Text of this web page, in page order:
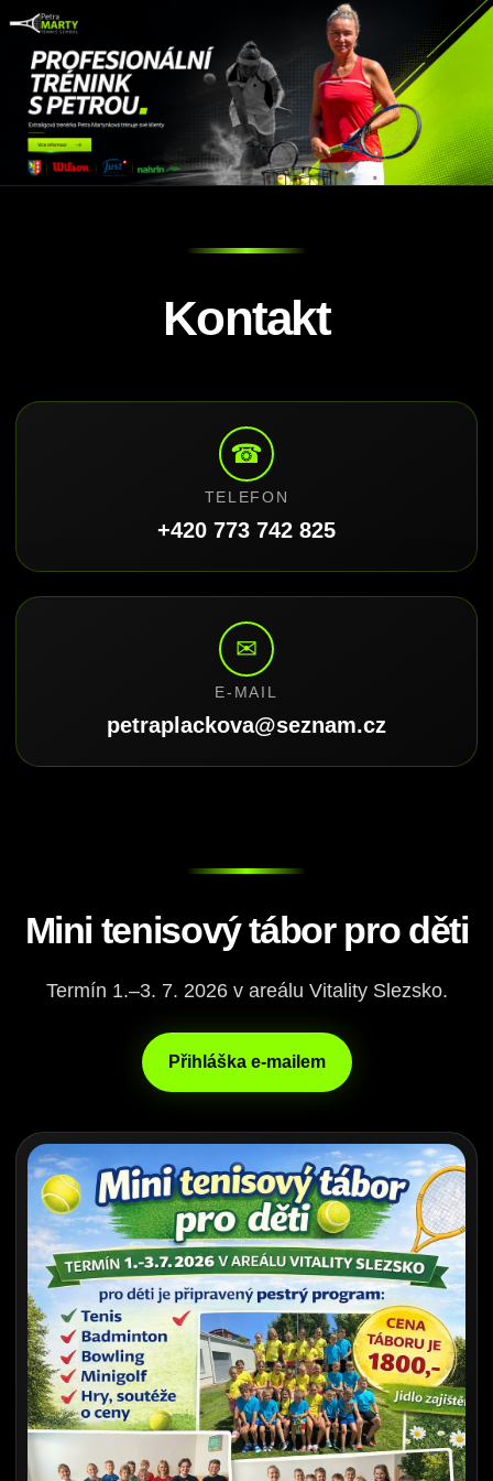
Kontakt
☎
TELEFON
+420 773 742 825
✉
E-MAIL
petraplackova@seznam.cz
Mini tenisový tábor pro děti
Termín 1.–3. 7. 2026 v areálu Vitality Slezsko.
Přihláška e-mailem